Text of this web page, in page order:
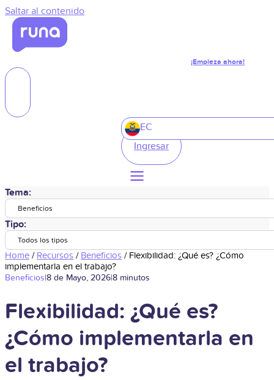
Saltar al contenido
¡Empieza ahora!
EC
Ingresar
Tema:
Beneficios
Tipo:
Todos los tipos
Home / Recursos / Beneficios / Flexibilidad: ¿Qué es? ¿Cómo
implementarla en el trabajo?
Beneficios|8 de Mayo, 2026|8 minutos
Flexibilidad: ¿Qué es?
¿Cómo implementarla en
el trabajo?